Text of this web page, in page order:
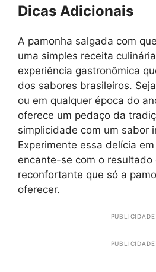
Dicas Adicionais
A pamonha salgada com
uma simples receita
experiência gastronômica
dos sabores brasileiros.
ou em qualquer época do
oferece um pedaço da
simplicidade com um sabor
Experimente essa delícia
encante-se com o resultado
reconfortante que só a
oferecer.
PUBLICIDADE
PUBLICIDADE